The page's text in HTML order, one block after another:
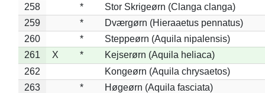
258
*
Stor Skrigeørn (Clanga clanga)
259
*
Dværgørn (Hieraaetus pennatus)
260
*
Steppeørn (Aquila nipalensis)
261
X *
Kejserørn (Aquila heliaca)
262
Kongeørn (Aquila chrysaetos)
263
*
Høgeørn (Aquila fasciata)